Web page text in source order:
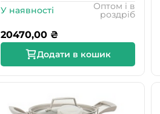
У наявності Оптом і в
роздріб
20470,00 ₴
Додати в кошик